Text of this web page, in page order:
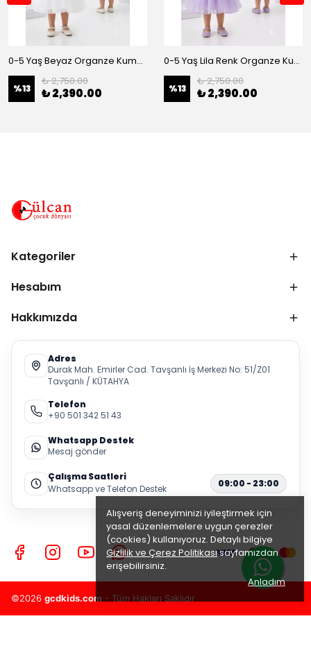
Alışveriş deneyiminizi iyileştirmek için
yasal düzenlemelere uygun çerezler
(cookies) kullanıyoruz. Detaylı bilgiye
Gizlilik ve Çerez Politikasısayfamızdan
erişebilirsiniz.
Anladım
0-5 Yaş Beyaz Organze Kumaş Bel İnci Kemerli Midi Boy Arkası Lastikli Abiye
%13
₺ 2,750.00
₺ 2,390.00
0-5 Yaş Lila Renk Organze Kumaş Bel İnci Kemerli Midi Boy Arkası Lastikli Abiye
%13
₺ 2,750.00
₺ 2,390.00
Kategoriler
Hesabım
Hakkımızda
Adres
Durak Mah. Emirler Cad. Tavşanlı İş Merkezi No: 51/Z01
Tavşanlı / KÜTAHYA
Telefon
+90 501 342 51 43
Whatsapp Destek
Mesaj gönder
Çalışma Saatleri
Whatsapp ve Telefon Destek
09:00 - 23:00
©2026 gcdkids.com - Tüm Hakları Saklıdır